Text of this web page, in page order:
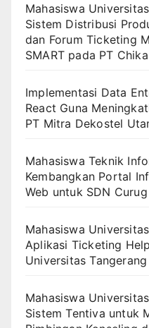
Mahasiswa
Sistem Distribusi
dan Forum Ticketing
SMART pada PT
Implementasi Data
React Guna
PT Mitra Dekostel
Mahasiswa Teknik
Kembangkan Portal
Web untuk SDN
Mahasiswa
Aplikasi Ticketing
Universitas
Mahasiswa
Sistem Tentiva untuk